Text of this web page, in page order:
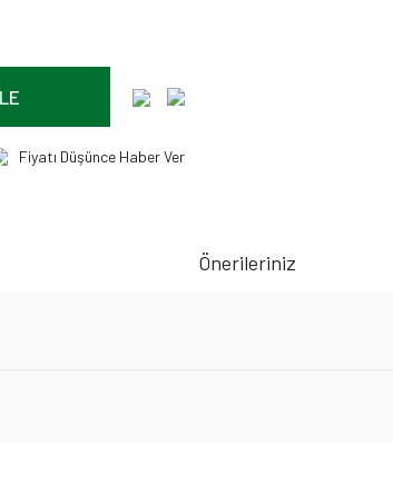
Fiyatı Düşünce Haber Ver
Önerileriniz